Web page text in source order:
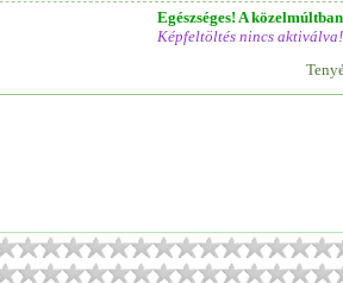
Egészséges! A
Képfeltöltés nincs aktiválva!